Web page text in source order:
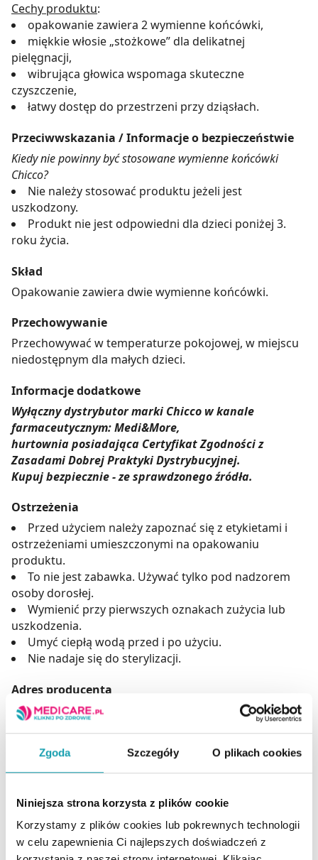
Zgoda Szczegóły O plikach cookies
Niniejsza strona korzysta z plików cookie
Korzystamy z plików cookies lub pokrewnych technologii
w celu zapewnienia Ci najlepszych doświadczeń z
Cechy produktu:
opakowanie zawiera 2 wymienne końcówki,
miękkie włosie „stożkowe” dla delikatnej
pielęgnacji,
wibrująca głowica wspomaga skuteczne
czyszczenie,
łatwy dostęp do przestrzeni przy dziąsłach.
Przeciwwskazania / Informacje o bezpieczeństwie
Kiedy nie powinny być stosowane wymienne końcówki
Chicco?
Nie należy stosować produktu jeżeli jest
uszkodzony.
Produkt nie jest odpowiedni dla dzieci poniżej 3.
roku życia.
Skład
Opakowanie zawiera dwie wymienne końcówki.
Przechowywanie
Przechowywać w temperaturze pokojowej, w miejscu
niedostępnym dla małych dzieci.
Informacje dodatkowe
Wyłączny dystrybutor marki Chicco w kanale
farmaceutycznym: Medi&More,
hurtownia posiadająca Certyfikat Zgodności z
Zasadami Dobrej Praktyki Dystrybucyjnej.
Kupuj bezpiecznie - ze sprawdzonego źródła.
Ostrzeżenia
Przed użyciem należy zapoznać się z etykietami i
ostrzeżeniami umieszczonymi na opakowaniu
produktu.
To nie jest zabawka. Używać tylko pod nadzorem
osoby dorosłej.
Wymienić przy pierwszych oznakach zużycia lub
uszkodzenia.
Umyć ciepłą wodą przed i po użyciu.
Nie nadaje się do sterylizacji.
Adres producenta
Artsana S.p.A.,
Włochy,
e-mail: info@chicco-service.pl
Podmiot odpowiedzialny
Artsana Poland Sp. z o. o.